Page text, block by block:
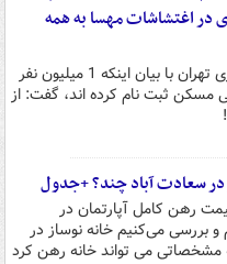
در اغتشاشات مهسا به همه
مدیر کل شهرسازی تهران با بیان اینکه 1 میلیون نفر
مسکن ثبت نام کرده اند، گفت: از
در سعادت آباد چند؟ +جدول
رهن کامل آپارتمان در
و بررسی می‌کنیم خانه نوساز در
مشخصاتی می تواند خانه رهن کرد